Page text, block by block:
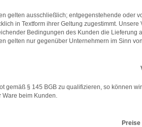
gelten ausschließlich; entgegenstehende oder
in Textform ihrer Geltung zugestimmt.
Bedingungen des Kunden die Lieferung
gelten nur gegenüber Unternehmern im Sinn
gemäß § 145 BGB zu qualifizieren, so können
Ware beim Kunden.
Preise